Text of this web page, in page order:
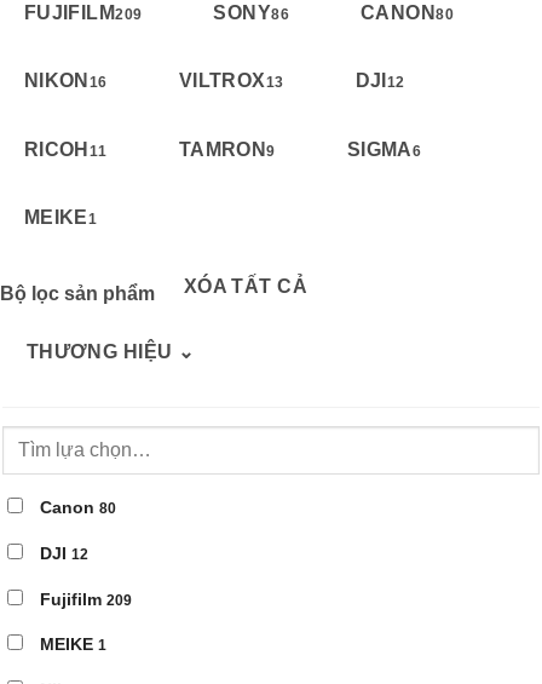
FUJIFILM209 SONY86 CANON80
NIKON 16 VILTROX13 DJI 12
RICOH 11 TAMRON9 SIGMA6
MEIKE1
Bộ lọc sản phẩm XÓA TẤT CẢ
THƯƠNG HIỆU ⌄
Canon 80
DJI 12
Fujifilm 209
MEIKE 1